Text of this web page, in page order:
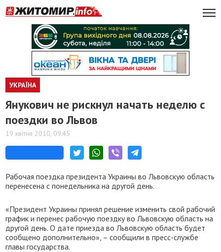
УКРАЇНА
Янукович не рискнул начать неделю с
поездки во Львов
19 квітня 2010, 09:45
Рабочая поездка президента Украины во Львовскую область
перенесена с понедельника на другой день.
«Президент Украины принял решение изменить свой рабочий
график и перенес рабочую поездку во Львовскую область на
другой день. О дате приезда во Львовскую область будет
сообщено дополнительно», – сообщили в пресс-службе
главы государства.